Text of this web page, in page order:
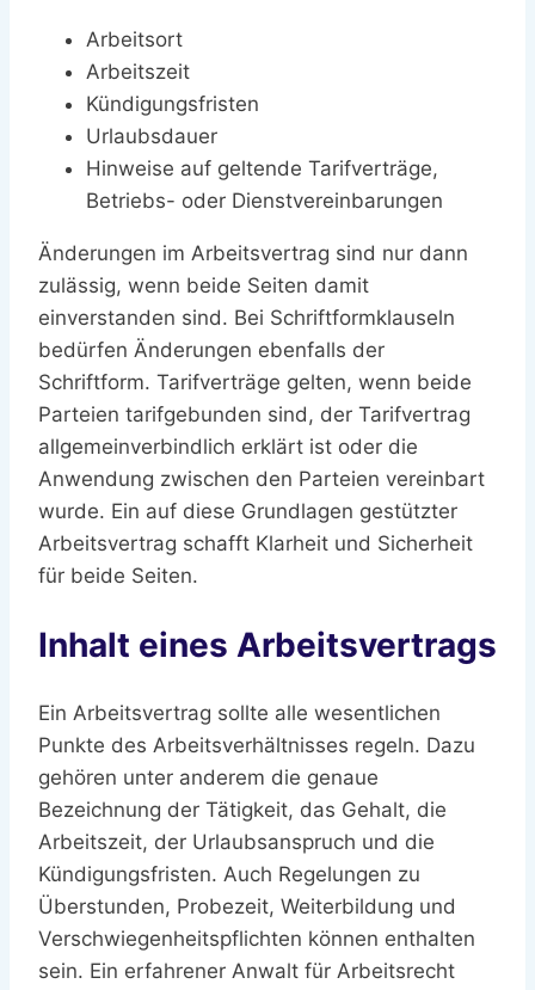
Arbeitsort
Arbeitszeit
Kündigungsfristen
Urlaubsdauer
Hinweise auf geltende Tarifverträge,
Betriebs- oder Dienstvereinbarungen
Änderungen im Arbeitsvertrag sind nur dann
zulässig, wenn beide Seiten damit
einverstanden sind. Bei Schriftformklauseln
bedürfen Änderungen ebenfalls der
Schriftform. Tarifverträge gelten, wenn beide
Parteien tarifgebunden sind, der Tarifvertrag
allgemeinverbindlich erklärt ist oder die
Anwendung zwischen den Parteien vereinbart
wurde. Ein auf diese Grundlagen gestützter
Arbeitsvertrag schafft Klarheit und Sicherheit
für beide Seiten.
Inhalt eines Arbeitsvertrags
Ein Arbeitsvertrag sollte alle wesentlichen
Punkte des Arbeitsverhältnisses regeln. Dazu
gehören unter anderem die genaue
Bezeichnung der Tätigkeit, das Gehalt, die
Arbeitszeit, der Urlaubsanspruch und die
Kündigungsfristen. Auch Regelungen zu
Überstunden, Probezeit, Weiterbildung und
Verschwiegenheitspflichten können enthalten
sein. Ein erfahrener Anwalt für Arbeitsrecht